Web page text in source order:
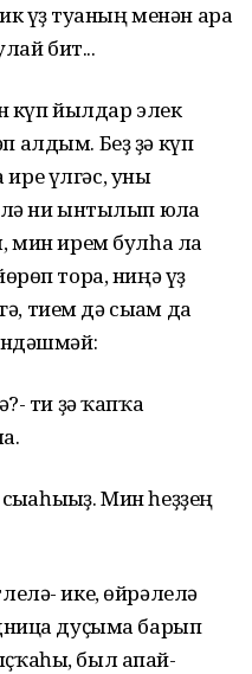
үҙ туғаның менән ара
бит...
күп йылдар элек
алдым. Беҙ ҙә күп
үлгәс, уны
ни ынтылып юлға
мин ирем булһа ла
тора, ниңә үҙ
тием дә сығам да
ти ҙә ҡапҡа
Мин һеҙҙең
ике, өйрәлелә
дуҫыма барып
был апай-